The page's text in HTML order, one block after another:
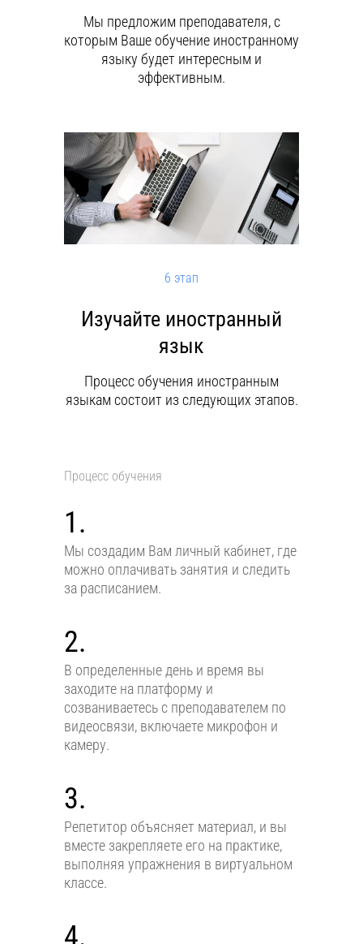
Мы предложим преподавателя, с
которым Ваше обучение иностранному
языку будет интересным и
эффективным.
6 этап
Изучайте иностранный
язык
Процесс обучения иностранным
языкам состоит из следующих этапов.
Процесс обучения
1.
Мы создадим Вам личный кабинет, где
можно оплачивать занятия и следить
за расписанием.
2.
В определенные день и время вы
заходите на платформу и
созваниваетесь с преподавателем по
видеосвязи, включаете микрофон и
камеру.
3.
Репетитор объясняет материал, и вы
вместе закрепляете его на практике,
выполняя упражнения в виртуальном
классе.
4.